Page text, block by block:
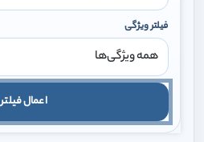
فیلتر ویژگی
اعمال فیلتر